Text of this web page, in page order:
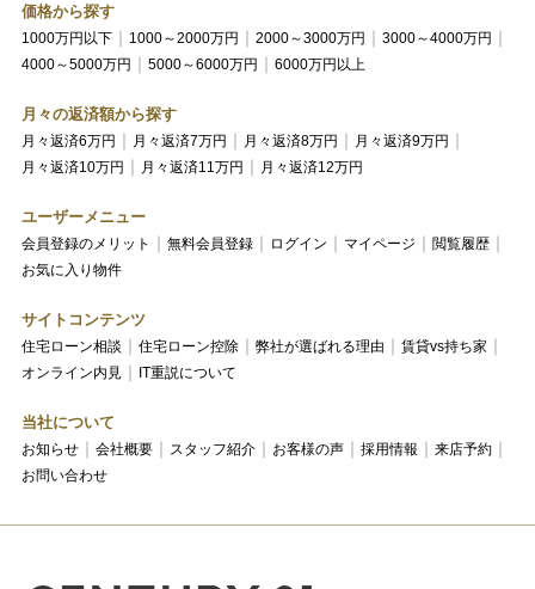
価格から探す
1000万円以下 1000～2000万円 2000～3000万円
3000～4000万円
4000～5000万円
5000～6000万円 6000万円以上
月々の返済額から探す
月々返済6万円 月々返済7万円 月々返済8万円
月々返済9万円
月々返済10万円
月々返済11万円 月々返済12万円
ユーザーメニュー
会員登録のメリット 無料会員登録 ログイン マイページ
閲覧履歴
お気に入り物件
サイトコンテンツ
住宅ローン相談 住宅ローン控除 弊社が選ばれる理由
賃貸vs持ち家
オンライン内見
IT重説について
当社について
お知らせ 会社概要 スタッフ紹介 お客様の声 採用情報
来店予約
お問い合わせ